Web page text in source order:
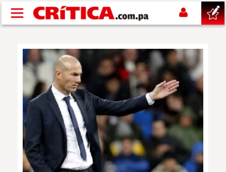
Pasar al contenido principal
SUCESOS
NACIONAL
POLÍTICA
SHOW